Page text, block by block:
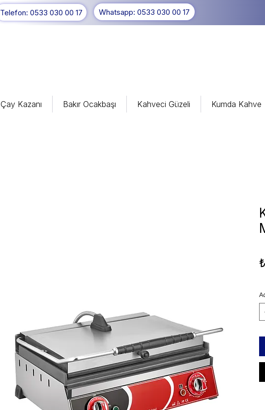
Telefon: 0533 030 00 17 Whatsapp: 0533 030 00 17
Çay Kazanı Bakır Ocakbaşı Kahveci Güzeli Kumda Kahve